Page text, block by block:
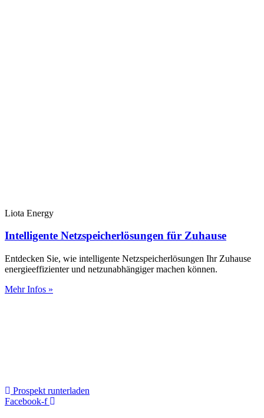
Liota Energy
Intelligente Netzspeicherlösungen für Zuhause
Entdecken Sie, wie intelligente Netzspeicherlösungen Ihr Zuhause
energieeffizienter und netzunabhängiger machen können.
Mehr Infos »
Prospekt runterladen
Facebook-f